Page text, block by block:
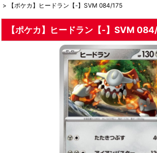
>
【ポケカ】ヒードラン【-】SVM 084/175
【ポケカ】ヒードラン【-】SVM